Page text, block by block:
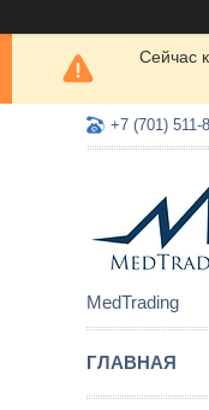
Сейчас
+7 (701) 511-
MedTrading
ГЛАВНАЯ